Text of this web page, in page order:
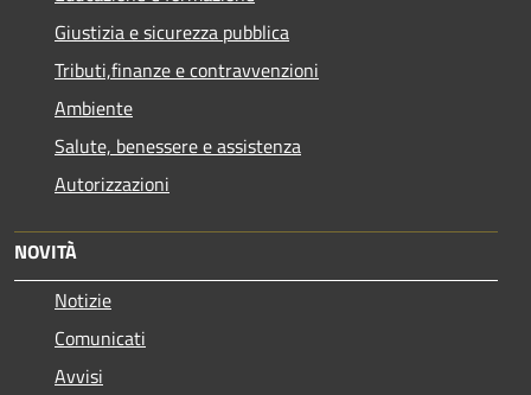
Giustizia e sicurezza pubblica
Tributi,finanze e contravvenzioni
Ambiente
Salute, benessere e assistenza
Autorizzazioni
NOVITÀ
Notizie
Comunicati
Avvisi